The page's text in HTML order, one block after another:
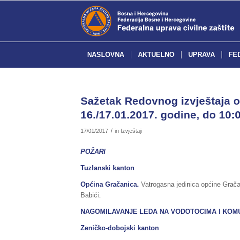
NASLOVNA AKTUELNO UPRAVA
Sažetak Redovnog izvještaja
16./17.01.2017. godine, do
17/01/2017 / in Izvještaji
POŽARI
Tuzlanski kanton
Općina Gračanica. Vatrogasna jedinica općine
Babići.
NAGOMILAVANJE LEDA NA VODOTOCIMA I
Zeničko-dobojski kanton